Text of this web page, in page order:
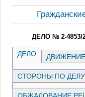
ДЕЛО № 2-4853/
ДЕЛО
СТОРОНЫ ПО